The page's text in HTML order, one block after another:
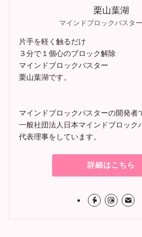
栗山葉湖
マインドブロックバスタ
片手を軽く触るだけ
３分で１個心のブロック解除
マインドブロックバスター
栗山葉湖です。
マインドブロックバスターの開発者
一般社団法人日本マインドブロック
代表理事をしています。
詳細はこちら